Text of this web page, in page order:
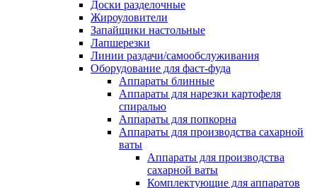
Доски разделочные
Жироуловители
Запайщики настольные
Лапшерезки
Линии раздачи/самообслуживания
Оборудование для фаст-фуда
Аппараты блинные
Аппараты для нарезки картофеля
спиралью
Аппараты для попкорна
Аппараты для производства сахарной
ваты
Аппараты для производства
сахарной ваты
Комплектующие для аппаратов